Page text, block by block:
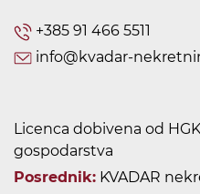
+385 91 466 5511
info@kvadar-
Licenca dobivena od
gospodarstva
Posrednik: KVADAR